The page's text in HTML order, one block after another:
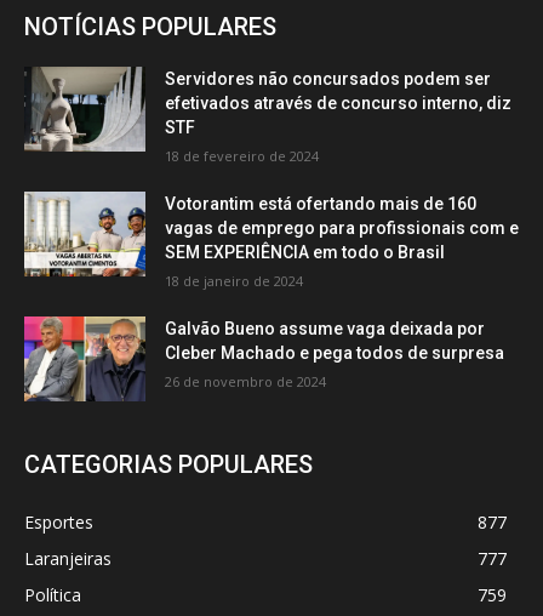
NOTÍCIAS POPULARES
Servidores não concursados podem ser
efetivados através de concurso interno, diz
STF
18 de fevereiro de 2024
Votorantim está ofertando mais de 160
vagas de emprego para profissionais com e
SEM EXPERIÊNCIA em todo o Brasil
18 de janeiro de 2024
Galvão Bueno assume vaga deixada por
Cleber Machado e pega todos de surpresa
26 de novembro de 2024
CATEGORIAS POPULARES
Esportes
877
Laranjeiras
777
Política
759